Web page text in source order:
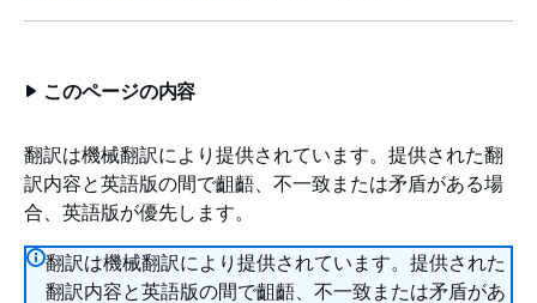
このページの内容
翻訳は機械翻訳により提供されています。提供された翻
訳内容と英語版の間で齟齬、不一致または矛盾がある場
合、英語版が優先します。
翻訳は機械翻訳により提供されています。提供された
翻訳内容と英語版の間で齟齬、不一致または矛盾があ